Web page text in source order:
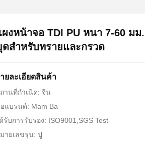
ผงหน้าจอ TDI PU หนา 7-60 ม
ดสำหรับทรายและกรวด
ยละเอียดสินค้า
านที่กำเนิด: จีน
แบรนด์: Mam Ba
รับการรับรอง: ISO9001,SGS Test
ายเลขรุ่น: ปู